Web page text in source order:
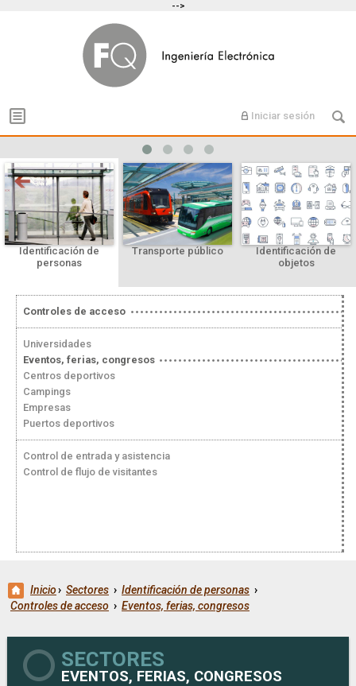
-->
Iniciar sesión
Identificación de
personas
Transporte público
Identificación de
objetos
Controles de acceso
Universidades
Eventos, ferias, congresos
Centros deportivos
Campings
Empresas
Puertos deportivos
Control de entrada y asistencia
Control de flujo de visitantes
Inicio› Sectores › Identificación de personas ›
Controles de acceso › Eventos, ferias, congresos
SECTORES
EVENTOS, FERIAS, CONGRESOS